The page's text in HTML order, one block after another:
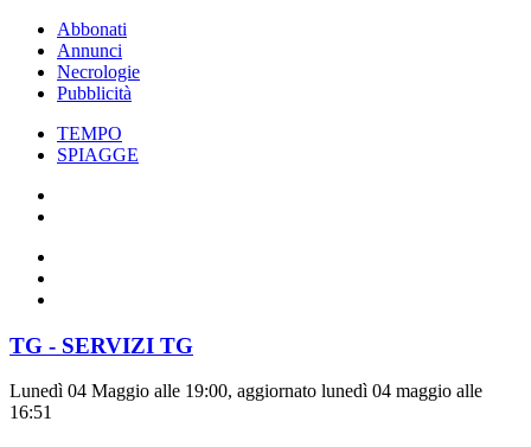
Abbonati
Annunci
Necrologie
Pubblicità
TEMPO
SPIAGGE
TG - SERVIZI TG
Lunedì 04 Maggio alle 19:00, aggiornato lunedì 04 maggio alle
16:51